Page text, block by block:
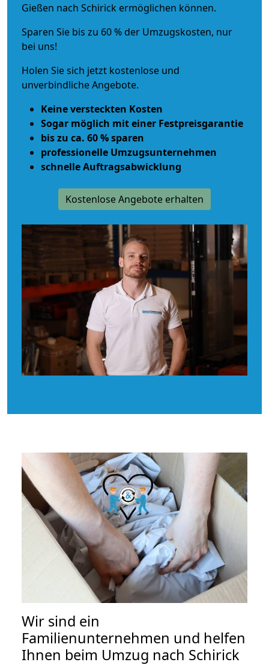
Gießen nach Schirick ermöglichen können.
Sparen Sie bis zu 60 % der Umzugskosten, nur
bei uns!
Holen Sie sich jetzt kostenlose und
unverbindliche Angebote.
Keine versteckten Kosten
Sogar möglich mit einer Festpreisgarantie
bis zu ca. 60 % sparen
professionelle Umzugsunternehmen
schnelle Auftragsabwicklung
Kostenlose Angebote erhalten
Wir sind ein
Familienunternehmen und helfen
Ihnen beim Umzug nach Schirick